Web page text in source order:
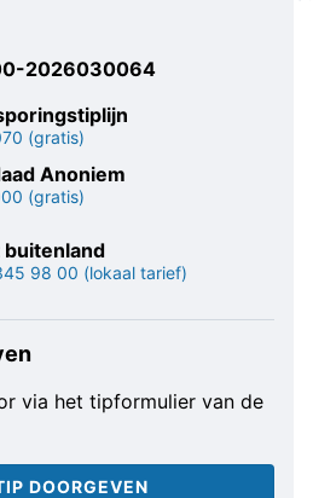
2026030064
(gratis)
Anoniem
(gratis)
98 00 (lokaal tarief)
via het tipformulier van de
DOORGEVEN